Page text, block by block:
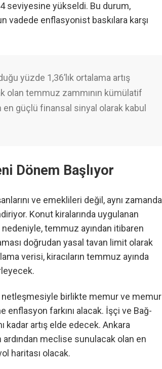
seviyesine yükseldi. Bu durum,
vadede enflasyonist baskılara karşı
yüzde 1,36’lık ortalama artış
olan temmuz zammının kümülatif
en güçlü finansal sinyal olarak kabul
Dönem Başlıyor
ve emeklileri değil, aynı zamanda
Konut kiralarında uygulanan
nedeniyle, temmuz ayından itibaren
doğrudan yasal tavan limit olarak
verisi, kiracıların temmuz ayında
netleşmesiyle birlikte memur ve memur
enflasyon farkını alacak. İşçi ve Bağ-
kadar artış elde edecek. Ankara
meclise sunulacak olan en
haritası olacak.